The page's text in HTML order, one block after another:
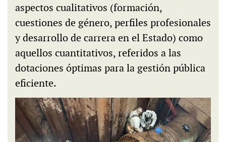
aspectos cualitativos (formación,
cuestiones de género, perfiles profesionales
y desarrollo de carrera en el Estado) como
aquellos cuantitativos, referidos a las
dotaciones óptimas para la gestión pública
eficiente.